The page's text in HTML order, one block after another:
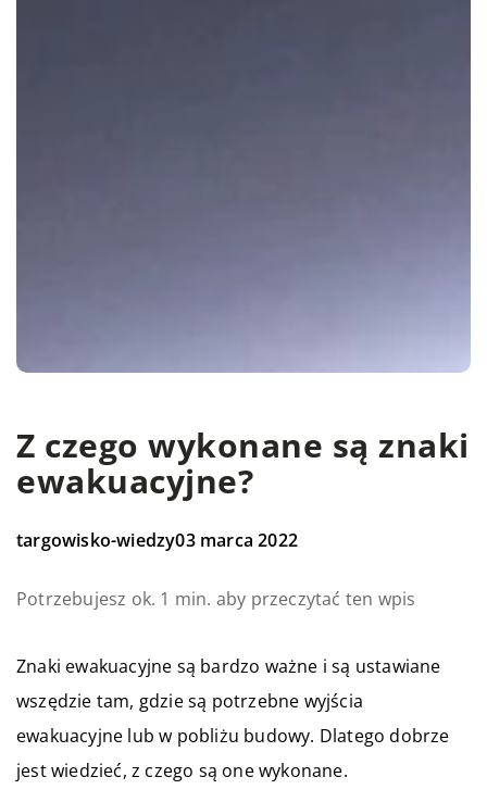
Z czego wykonane są znaki
ewakuacyjne?
targowisko-wiedzy03 marca 2022
Potrzebujesz ok. 1 min. aby przeczytać ten wpis
Znaki ewakuacyjne są bardzo ważne i są ustawiane
wszędzie tam, gdzie są potrzebne wyjścia
ewakuacyjne lub w pobliżu budowy. Dlatego dobrze
jest wiedzieć, z czego są one wykonane.